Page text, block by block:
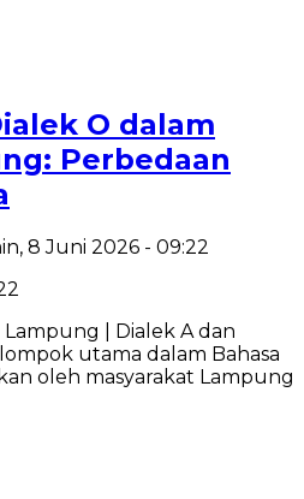
O dalam
Perbedaan
8 Juni 2026 - 09:22
| Dialek A dan
utama dalam Bahasa
oleh masyarakat Lampung